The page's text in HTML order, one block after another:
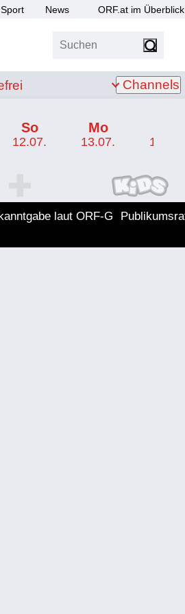
Sport News ORF.at im Überblick
Suchen
Channels
So
12.07.
Mo
13.07. 14.07.
ORF KIDS Programm
laut ORF-G